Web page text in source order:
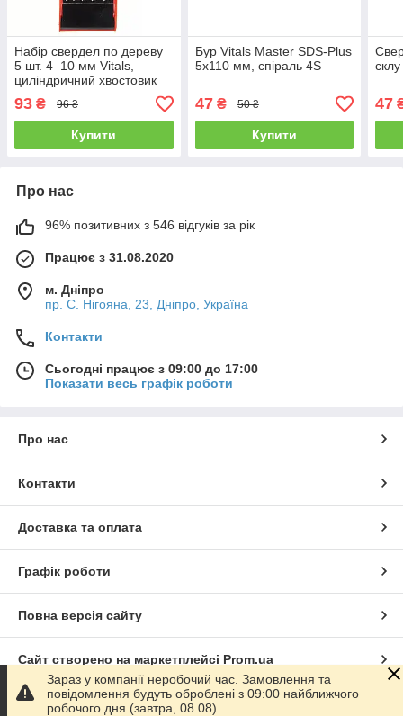
Набір свердел по дереву
5 шт. 4–10 мм Vitals,
циліндричний хвостовик
93 ₴ 96 ₴
Купити
Бур Vitals Master SDS-Plus
5х110 мм, спіраль 4S
47₴ 50 ₴
Купити
47
Про нас
96% позитивних з 546 відгуків за рік
Працює з 31.08.2020
м. Дніпро
пр. С. Нігояна, 23, Дніпро, Україна
Контакти
Сьогодні працює з 09:00 до 17:00
Показати весь графік роботи
Про нас
Контакти
Доставка та оплата
Графік роботи
Повна версія сайту
Сайт створено на маркетплейсі Prom.ua
Політика конфіденційності
Зараз у компанії неробочий час. Замовлення та
повідомлення будуть оброблені з 09:00 найближчого
робочого дня (завтра, 08.08).